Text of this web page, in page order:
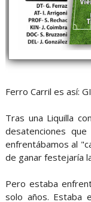
Ferro Carril es así:
Tras una Liquilla
desatenciones
enfrentábamos al
de ganar festejaría
Pero estaba
solo años. Estaba